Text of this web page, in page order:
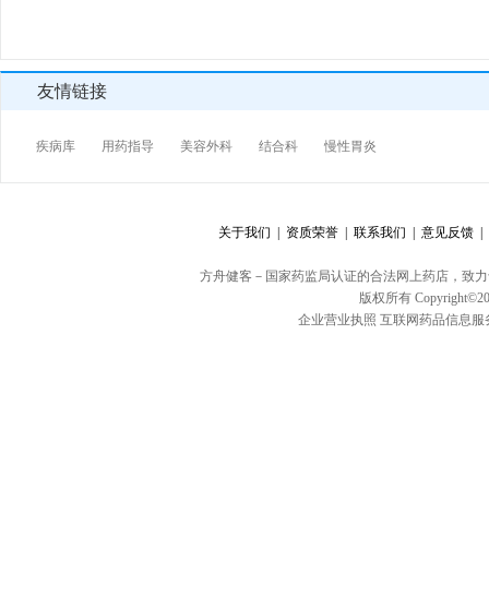
友情链接
疾病库 用药指导 美容外科 结合科 慢性胃炎
关于我们 | 资质荣誉 | 联系我们 | 意见反馈 |
方舟健客－国家药监局认证的合法网上药店，致
版权所有
企业营业执照 互联网药品信息服